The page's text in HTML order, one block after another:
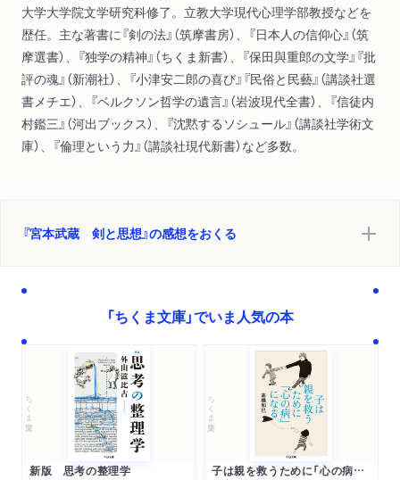
大学大学院文学研究科修了。立教大学現代心理学部教授などを
歴任。主な著書に『剣の法』（筑摩書房）、『日本人の信仰心』（筑
摩選書）、『独学の精神』（ちくま新書）、『保田與重郎の文学』『批
評の魂』（新潮社）、『小津安二郎の喜び』『民俗と民藝』（講談社選
書メチエ）、『ベルクソン哲学の遺言』（岩波現代全書）、『信徒内
村鑑三』（河出ブックス）、『沈黙するソシュール』（講談社学術文
庫）、『倫理という力』（講談社現代新書）など多数。
『宮本武蔵 剣と思想』の感想をおくる
「ちくま文庫」でいま人気の本
ちくま文庫
新版 思考の整理学
ちくま文庫
子は親を救うために「心の病」になる